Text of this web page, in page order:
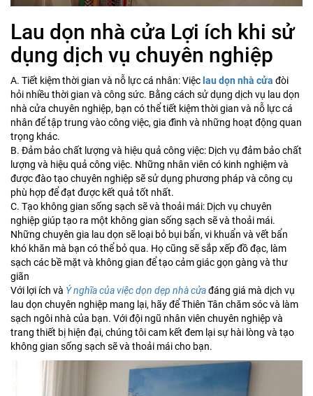
Lau dọn nhà cửa Lợi ích khi sử
dụng dịch vụ chuyên nghiệp
A. Tiết kiệm thời gian và nỗ lực cá nhân: Việc lau dọn nhà cửa đòi
hỏi nhiều thời gian và công sức. Bằng cách sử dụng dịch vụ lau dọn
nhà cửa chuyên nghiệp, bạn có thể tiết kiệm thời gian và nỗ lực cá
nhân để tập trung vào công việc, gia đình và những hoạt động quan
trọng khác.
B. Đảm bảo chất lượng và hiệu quả công việc: Dịch vụ đảm bảo chất
lượng và hiệu quả công việc. Những nhân viên có kinh nghiệm và
được đào tạo chuyên nghiệp sẽ sử dụng phương pháp và công cụ
phù hợp để đạt được kết quả tốt nhất.
C. Tạo không gian sống sạch sẽ và thoải mái: Dịch vụ chuyên
nghiệp giúp tạo ra một không gian sống sạch sẽ và thoải mái.
Những chuyên gia lau dọn sẽ loại bỏ bụi bẩn, vi khuẩn và vết bẩn
khó khăn mà bạn có thể bỏ qua. Họ cũng sẽ sắp xếp đồ đạc, làm
sạch các bề mặt và không gian để tạo cảm giác gọn gàng và thư
giãn
Với lợi ích và Ý nghĩa của việc dọn dẹp nhà cửađáng giá mà dịch vụ
lau dọn chuyên nghiệp mang lại, hãy để Thiên Tân chăm sóc và làm
sạch ngôi nhà của bạn. Với đội ngũ nhân viên chuyên nghiệp và
trang thiết bị hiện đại, chúng tôi cam kết đem lại sự hài lòng và tạo
không gian sống sạch sẽ và thoải mái cho bạn.